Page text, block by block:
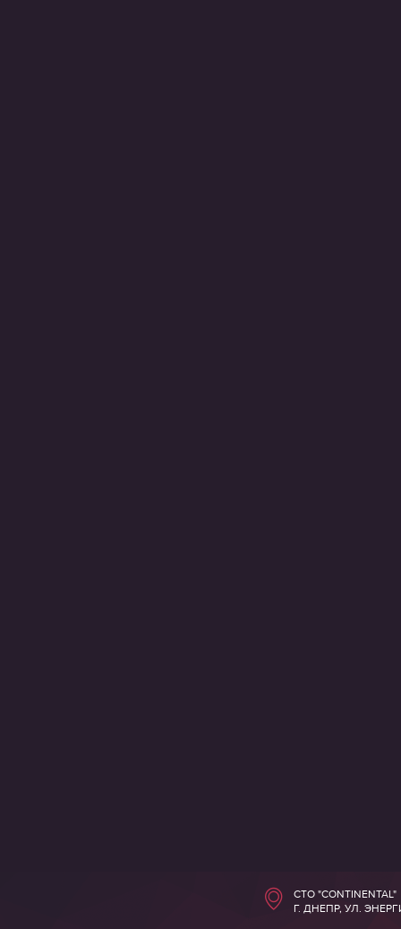
СТО "CONTINENTAL"
Г. ДНЕПР, УЛ.